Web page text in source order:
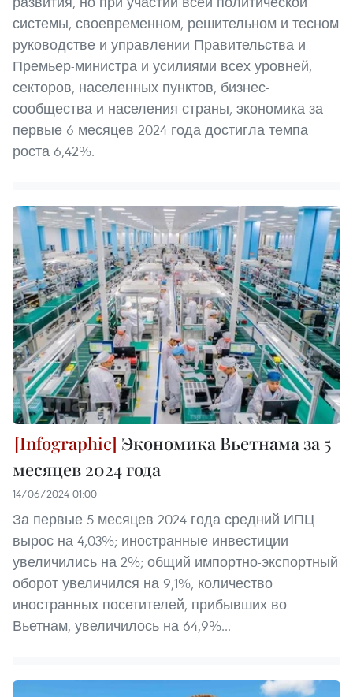
системы, своевременном, решительном и тесном
руководстве и управлении Правительства и
Премьер-министра и усилиями всех уровней,
секторов, населенных пунктов, бизнес-
сообщества и населения страны, экономика за
первые 6 месяцев 2024 года достигла темпа
роста 6,42%.
Экономика Вьетнама за 5
месяцев 2024 года
14/06/2024 01:00
За первые 5 месяцев 2024 года средний ИПЦ
вырос на 4,03%; иностранные инвестиции
увеличились на 2%; общий импортно-экспортный
оборот увеличился на 9,1%; количество
иностранных посетителей, прибывших во
Вьетнам, увеличилось на 64,9%...